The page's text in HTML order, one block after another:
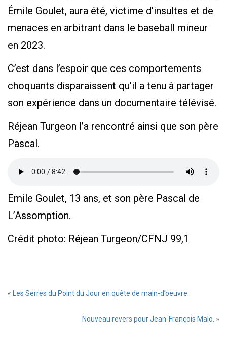
Émile Goulet, aura été, victime d’insultes et de
menaces en arbitrant dans le baseball mineur
en 2023.
C’est dans l’espoir que ces comportements
choquants disparaissent qu’il a tenu à partager
son expérience dans un documentaire télévisé.
Réjean Turgeon l’a rencontré ainsi que son père
Pascal.
Emile Goulet, 13 ans, et son père Pascal de
L’Assomption.
Crédit photo: Réjean Turgeon/CFNJ 99,1
« Les Serres du Point du Jour en quête de main-d’oeuvre.
Nouveau revers pour Jean-François Malo. »